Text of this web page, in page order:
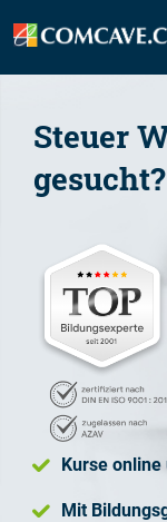
Steuer
gesucht?
Kurse
Mit